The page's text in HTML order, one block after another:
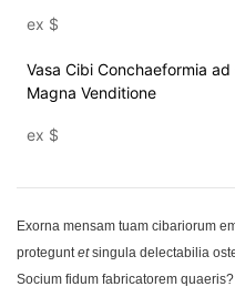
ex $
Vasa Cibi Conchaeformia
Magna Venditione
ex $
Exorna mensam tuam cibariorum
proteguntetsingula delectabilia
Socium fidum fabricatorem